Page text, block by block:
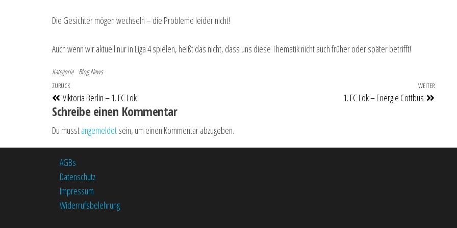
Die Gesichter mögen wechseln – die Probleme leider nicht!
Auch wenn wir aktuell nur in Liga 4 spielen, heißt das nicht, dass uns diese Thematik nicht auch früher oder später betrifft!
Kategorie Blog News
Beitragsnavigation
Vorheriger Beitrag
ZURÜCK
Viktoria Berlin – 1. FC Lok
WEITER
1. FC Lok – Energie Cottbus
Schreibe einen Kommentar
Du musstangemeldetsein, um einen Kommentar abzugeben.
AGBs
Datenschutz
Impressum
Widerrufsbelehrung